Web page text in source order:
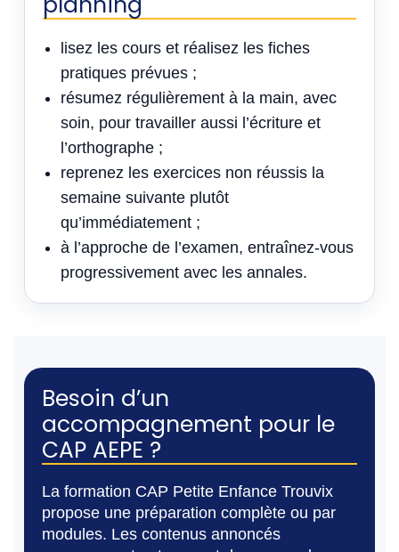
lisez les cours et réalisez les fiches
pratiques prévues ;
résumez régulièrement à la main, avec
soin, pour travailler aussi l’écriture et
l’orthographe ;
reprenez les exercices non réussis la
semaine suivante plutôt
qu’immédiatement ;
à l’approche de l’examen, entraînez-vous
progressivement avec les annales.
Besoin d’un
accompagnement pour le
CAP AEPE ?
La formation CAP Petite Enfance Trouvix
propose une préparation complète ou par
modules. Les contenus annoncés